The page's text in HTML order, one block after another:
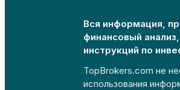
Вся информация,
финансовый
инструкций по
TopBrokers.com не
использования